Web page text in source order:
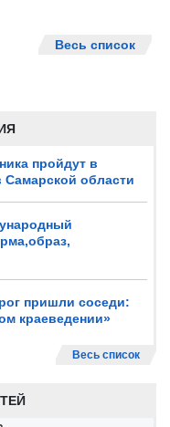
пройдут в
области
пришли соседи:
краеведении»
Весь список
Весь список